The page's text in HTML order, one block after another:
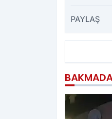
PAYLAŞ